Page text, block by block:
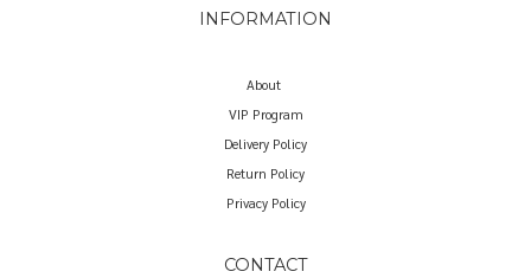
INFORMATION
About
VIP Program
Delivery Policy
Return Policy
Privacy Policy
CONTACT